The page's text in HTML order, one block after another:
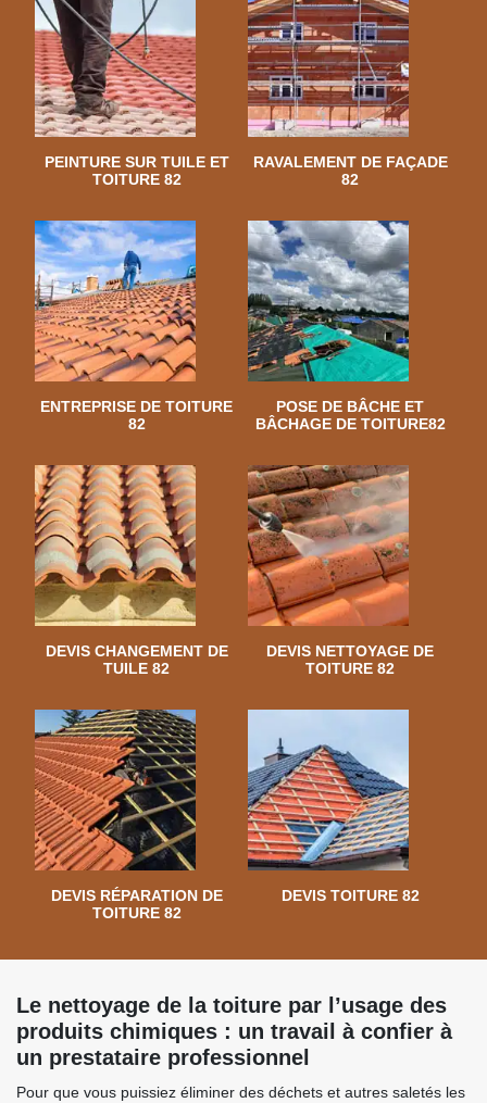
PEINTURE SUR TUILE ET
TOITURE 82
RAVALEMENT DE FAÇADE
82
ENTREPRISE DE TOITURE
82
POSE DE BÂCHE ET
BÂCHAGE DE TOITURE82
DEVIS CHANGEMENT DE
TUILE 82
DEVIS NETTOYAGE DE
TOITURE 82
DEVIS RÉPARATION DE
TOITURE 82
DEVIS TOITURE 82
Le nettoyage de la toiture par l’usage des
produits chimiques : un travail à confier à
un prestataire professionnel
Pour que vous puissiez éliminer des déchets et autres saletés les